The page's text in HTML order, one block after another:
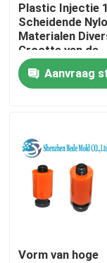
De
Gidspijler en
De vormlente
De vormlente
schouderbout
Plastic Injectie
Scheidende
Materialen
Grootte van de
Slotenvorm
Aanvraag
Vorm van hoge